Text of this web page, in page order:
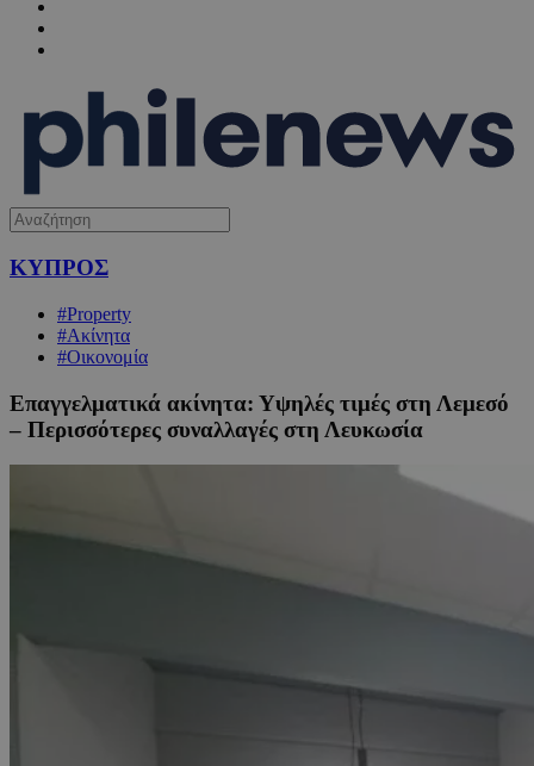
ΚΥΠΡΟΣ
#Property
#Ακίνητα
#Οικονομία
Επαγγελματικά ακίνητα: Υψηλές τιμές στη Λεμεσό
– Περισσότερες συναλλαγές στη Λευκωσία